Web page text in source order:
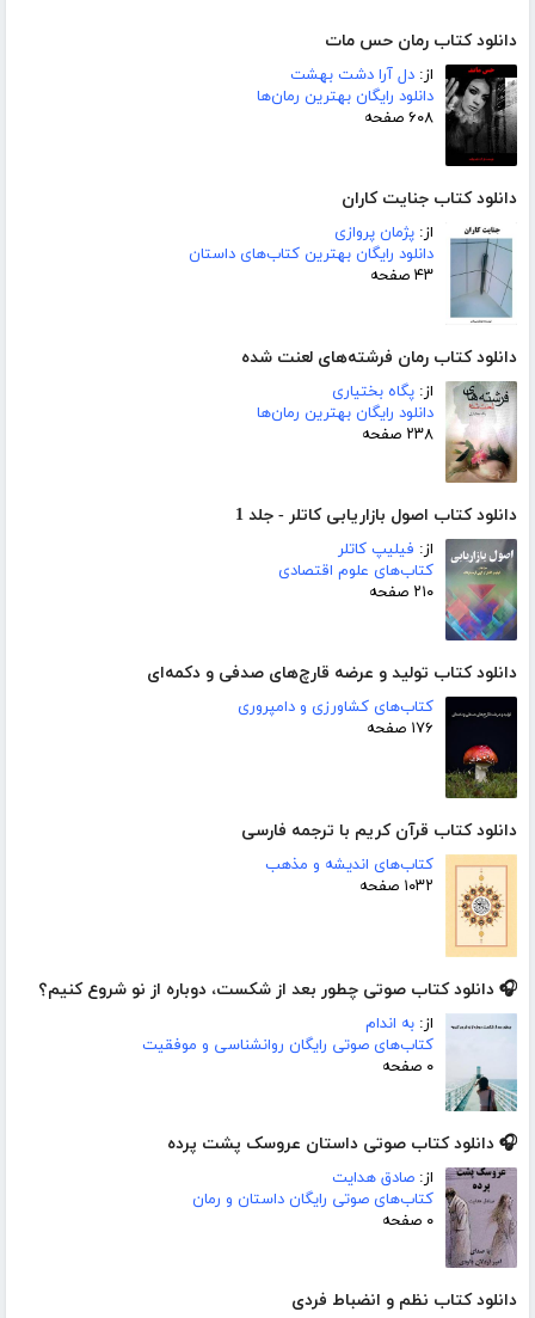
دانلود کتاب رمان حس مات
از: دل آرا دشت بهشت
دانلود رایگان بهترین رمان‌ها
۶۰۸ صفحه
دانلود کتاب جنایت کاران
از: پژمان پروازی
دانلود رایگان بهترین کتاب‌های داستان
۴۳ صفحه
دانلود کتاب رمان فرشته‌های لعنت شده
از: پگاه بختیاری
دانلود رایگان بهترین رمان‌ها
۲۳۸ صفحه
دانلود کتاب اصول بازاریابی کاتلر - جلد 1
از: فیلیپ کاتلر
کتاب‌های علوم اقتصادی
۲۱۰ صفحه
دانلود کتاب تولید و عرضه قارچ‌های صدفی و دکمه‌ای
کتاب‌های کشاورزی و دامپروری
۱۷۶ صفحه
دانلود کتاب قرآن کریم با ترجمه فارسی
کتاب‌های اندیشه و مذهب
۱۰۳۲ صفحه
🎧 دانلود کتاب صوتی چطور بعد از شکست، دوباره از نو شروع کنیم؟
از: به اندام
کتاب‌های صوتی رایگان روانشناسی و موفقیت
۰ صفحه
🎧 دانلود کتاب صوتی داستان عروسک پشت پرده
از: صادق هدایت
کتاب‌های صوتی رایگان داستان و رمان
۰ صفحه
دانلود کتاب نظم و انضباط فردی